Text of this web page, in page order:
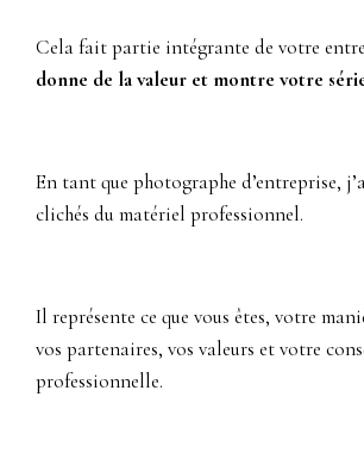
Cela fait partie intégrante de votre
donne de la valeur et montre votre
En tant que photographe d’entreprise,
clichés du matériel professionnel.
Il représente ce que vous êtes, votre
vos partenaires, vos valeurs et votre
professionnelle.